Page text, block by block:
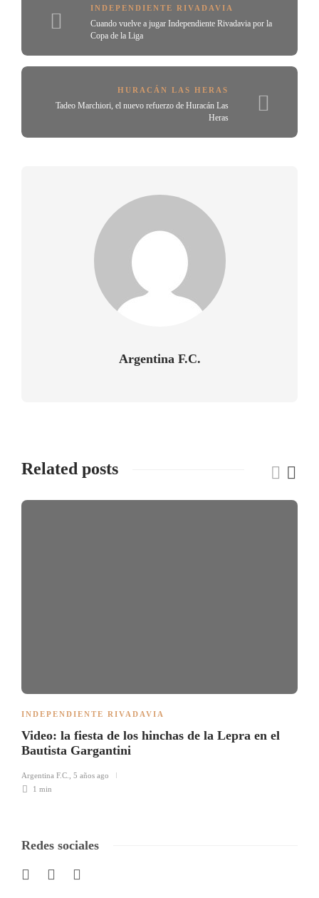
INDEPENDIENTE RIVADAVIA
Cuando vuelve a jugar Independiente Rivadavia por la
Copa de la Liga
HURACÁN LAS HERAS
Tadeo Marchiori, el nuevo refuerzo de Huracán Las
Heras
Argentina F.C.
Related posts
INDEPENDIENTE RIVADAVIA
Video: la fiesta de los hinchas de la Lepra en el
Bautista Gargantini
Argentina F.C.
5 años ago
1 min
Redes sociales